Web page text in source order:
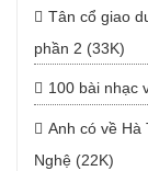
Tân cổ giao
phần 2 (33K)
100 bài nhạc
Anh có về
Nghệ (22K)